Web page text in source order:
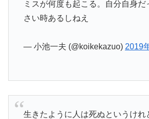
ミスが何度も起こる。自分自身だ
さい時あるしねえ
— 小池一夫 (@koikekazuo) 2019
生きたように人は死ぬというけれ